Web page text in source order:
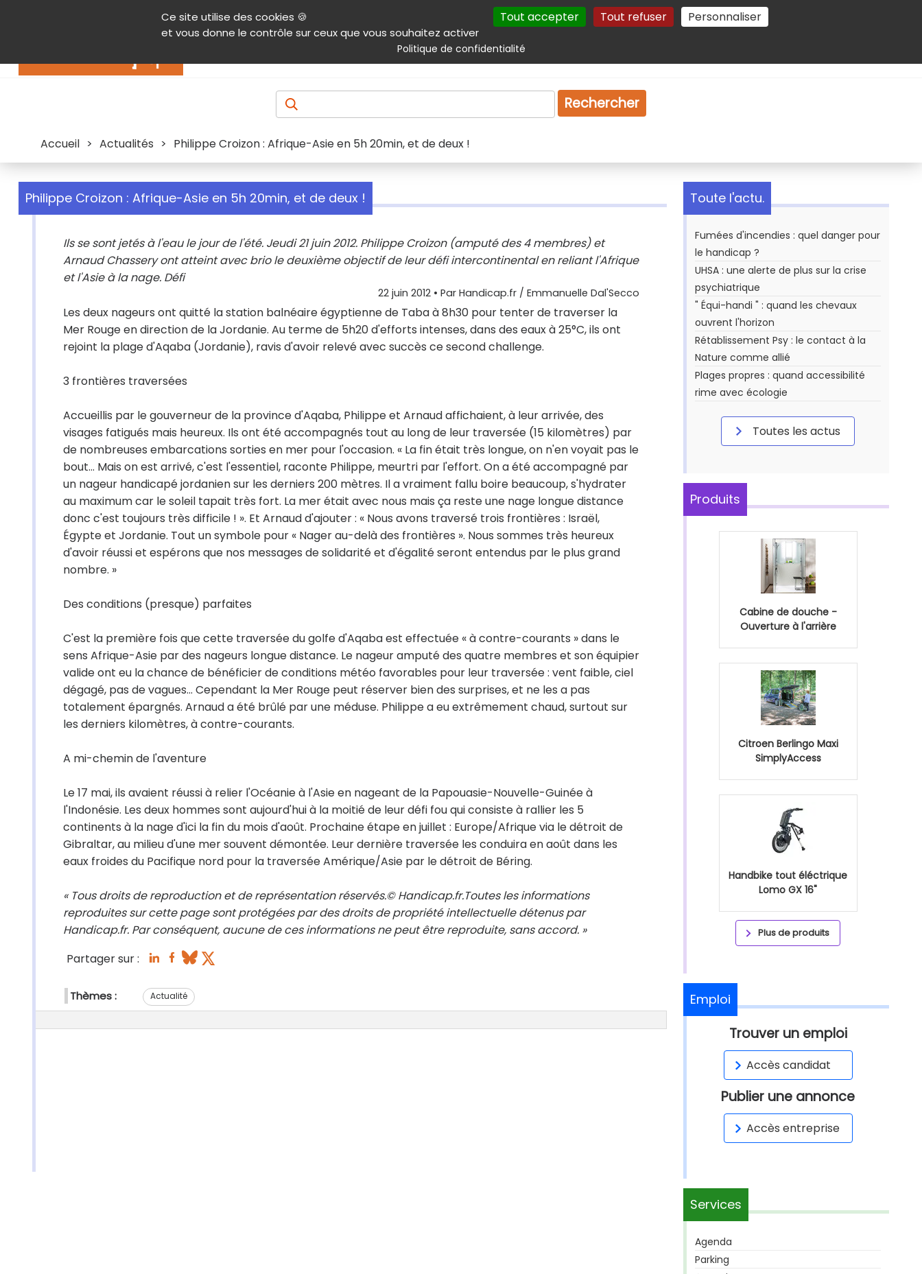
Ce site utilise des cookies 🍪
et vous donne le contrôle sur ceux que vous souhaitez activer
Tout accepter Tout refuser Personnaliser
Politique de confidentialité
Contenu Aide et accessibilité Menu principal Autres services Plan du site Gestion des cookies
Produits & services Emploi Droit
Rechercher
Accueil > Actualités > Philippe Croizon : Afrique-Asie en 5h 20min, et de deux !
Philippe Croizon : Afrique-Asie en 5h 20min, et de deux !
Ils se sont jetés à l'eau le jour de l'été. Jeudi 21 juin 2012. Philippe Croizon (amputé des 4 membres) et
Arnaud Chassery ont atteint avec brio le deuxième objectif de leur défi intercontinental en reliant l'Afrique
et l'Asie à la nage. Défi
22 juin 2012 • Par Handicap.fr / Emmanuelle Dal'Secco
Les deux nageurs ont quitté la station balnéaire égyptienne de Taba à 8h30 pour tenter de traverser la
Mer Rouge en direction de la Jordanie. Au terme de 5h20 d'efforts intenses, dans des eaux à 25°C, ils ont
rejoint la plage d'Aqaba (Jordanie), ravis d'avoir relevé avec succès ce second challenge.
3 frontières traversées
Accueillis par le gouverneur de la province d'Aqaba, Philippe et Arnaud affichaient, à leur arrivée, des
visages fatigués mais heureux. Ils ont été accompagnés tout au long de leur traversée (15 kilomètres) par
de nombreuses embarcations sorties en mer pour l'occasion. « La fin était très longue, on n'en voyait pas le
bout... Mais on est arrivé, c'est l'essentiel, raconte Philippe, meurtri par l'effort. On a été accompagné par
un nageur handicapé jordanien sur les derniers 200 mètres. Il a vraiment fallu boire beaucoup, s'hydrater
au maximum car le soleil tapait très fort. La mer était avec nous mais ça reste une nage longue distance
donc c'est toujours très difficile ! ». Et Arnaud d'ajouter : « Nous avons traversé trois frontières : Israël,
Égypte et Jordanie. Tout un symbole pour « Nager au-delà des frontières ». Nous sommes très heureux
d'avoir réussi et espérons que nos messages de solidarité et d'égalité seront entendus par le plus grand
nombre. »
Des conditions (presque) parfaites
C'est la première fois que cette traversée du golfe d'Aqaba est effectuée « à contre-courants » dans le
sens Afrique-Asie par des nageurs longue distance. Le nageur amputé des quatre membres et son équipier
valide ont eu la chance de bénéficier de conditions météo favorables pour leur traversée : vent faible, ciel
dégagé, pas de vagues... Cependant la Mer Rouge peut réserver bien des surprises, et ne les a pas
totalement épargnés. Arnaud a été brûlé par une méduse. Philippe a eu extrêmement chaud, surtout sur
les derniers kilomètres, à contre-courants.
A mi-chemin de l'aventure
Le 17 mai, ils avaient réussi à relier l'Océanie à l'Asie en nageant de la Papouasie-Nouvelle-Guinée à
l'Indonésie. Les deux hommes sont aujourd'hui à la moitié de leur défi fou qui consiste à rallier les 5
continents à la nage d'ici la fin du mois d'août. Prochaine étape en juillet : Europe/Afrique via le détroit de
Gibraltar, au milieu d'une mer souvent démontée. Leur dernière traversée les conduira en août dans les
eaux froides du Pacifique nord pour la traversée Amérique/Asie par le détroit de Béring.
« Tous droits de reproduction et de représentation réservés.© Handicap.fr.Toutes les informations
reproduites sur cette page sont protégées par des droits de propriété intellectuelle détenus par
Handicap.fr. Par conséquent, aucune de ces informations ne peut être reproduite, sans accord. »
Partager sur :
Thèmes : Actualité
Toute l'actu.
Fumées d'incendies : quel danger pour
le handicap ?
UHSA : une alerte de plus sur la crise
psychiatrique
" Équi-handi " : quand les chevaux
ouvrent l'horizon
Rétablissement Psy : le contact à la
Nature comme allié
Plages propres : quand accessibilité
rime avec écologie
Toutes les actus
Produits
Cabine de douche -
Ouverture à l'arrière
Citroen Berlingo Maxi
SimplyAccess
Handbike tout éléctrique
Lomo GX 16"
Plus de produits
Emploi
Trouver un emploi
Accès candidat
Publier une annonce
Accès entreprise
Services
Agenda
Parking